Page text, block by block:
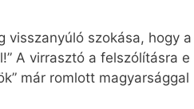
visszanyúló szokása, hogy a
A virrasztó a felszólításra e
már romlott magyarsággal